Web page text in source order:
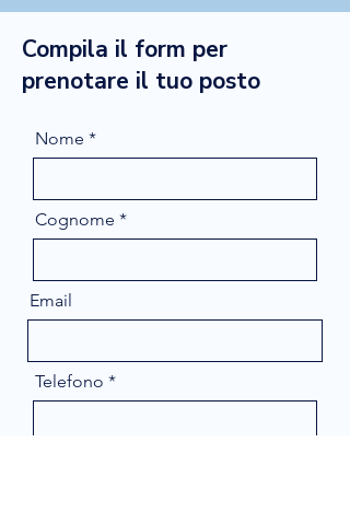
Compila il form per
prenotare il tuo posto
Nome
Cognome
Email
Telefono